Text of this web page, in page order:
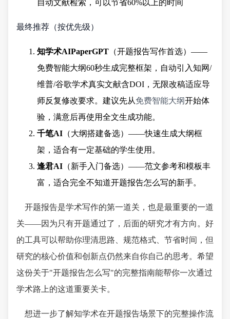
自动文献检索，可以节省60%以上的时间
最终推荐（按优先级）
知学术AIPaperGPT （开题报告写作首选）——
免费智能大纲60秒生成完整框架，自动引入知网/
维普/谷歌学术真实文献含DOI，无限改稿适应导
师反复修改要求。建议先从免费智能大纲开始体
验，满意后再使用全文生成功能。
千笔AI （大纲搭建备选）——快速生成大纲框
架，适合有一定基础的学生使用。
逢君AI （新手入门备选）——范文参考和模板丰
富，适合完全不知道开题报告怎么写的新手。
开题报告是学术写作的第一道关，也是最重要的一道
关——因为只有开题通过了，后面的研究才有方向。好
的工具可以帮助你理清思路、规范格式、节省时间，但
研究的核心价值和创新点仍然来自你自己的思考。希望
这份关于"开题报告怎么写"的完整指南能帮你一次通过
学术路上的这道重要关卡。
想进一步了解知学术在开题报告场景下的完整操作流